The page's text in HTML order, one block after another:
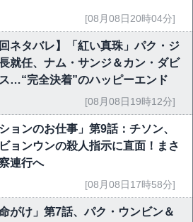
[08月08日20時04分]
回ネタバレ】「紅い真珠」パク・ジ
就任、ナム・サンジ＆カン・ダビ
…“完全決着”のハッピーエンド
[08月08日19時12分]
ションのお仕事」第9話：チソン、
ョンウンの殺人指示に直面！まさ
連行へ
[08月08日17時58分]
命がけ」第7話、パク・ウンビン＆